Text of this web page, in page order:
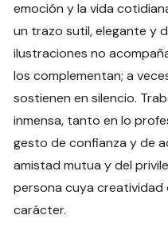
emoción y la vida
un trazo sutil, elegante y
ilustraciones no
los complementan; a
sostienen en silencio.
inmensa, tanto en lo
gesto de confianza y de
amistad mutua y del
persona cuya creatividad
carácter.